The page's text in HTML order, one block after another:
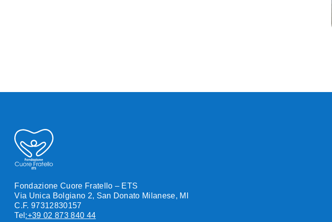
Fondazione Cuore Fratello – ETS
Via Unica Bolgiano 2, San Donato Milanese, MI
C.F. 97312830157
Tel :+39 02 873 840 44